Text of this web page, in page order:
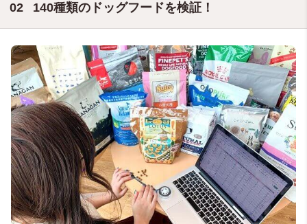
140種類のドッグフードを検証！